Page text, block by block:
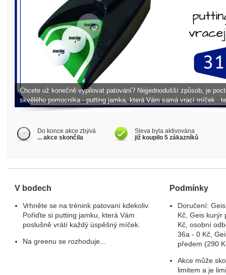
Chcete už konečně vypilovat patování? Nejjednodušší způsob, je
skvělého pomocníka - putting jamka, která Vám samá vrací
Do konce akce zbývá
... akce skončila
Sleva byla aktivována
již koupilo 5 zákazníků
V bodech
Vrhněte se na trénink patovaní kdekoliv.
Pořiďte si putting jamku, která Vám
poslušně vrátí každý úspěšný míček.
Na greenu se rozhoduje...
Podmínky
Doručení:
Kč, Geis kurýr
Kč, osobní
36a - 0 Kč,
předem (290
Akce může
limitem a je